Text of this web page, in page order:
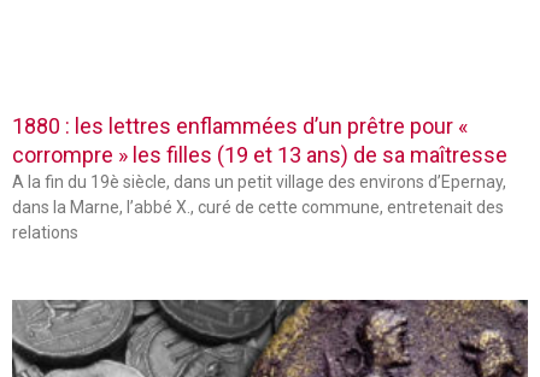
1880 : les lettres enflammées d’un prêtre pour «
corrompre » les filles (19 et 13 ans) de sa maîtresse
A la fin du 19è siècle, dans un petit village des environs d’Epernay,
dans la Marne, l’abbé X., curé de cette commune, entretenait des
relations